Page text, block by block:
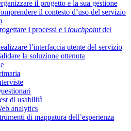
il progetto e la sua gestione
il contesto d’uso del servizio
i processi e i touchpointdel
l’interfaccia utente del servizio
la soluzione ottenuta
di usabilità
analytics
di mappatura dell’esperienza